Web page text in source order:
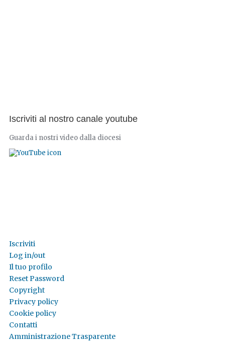
Iscriviti al nostro canale youtube
Guarda i nostri video dalla diocesi
Iscriviti
Log in/out
Il tuo profilo
Reset Password
Copyright
Privacy policy
Cookie policy
Contatti
Amministrazione Trasparente